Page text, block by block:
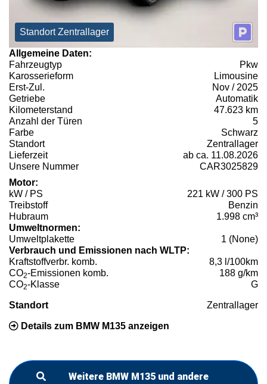
Standort Zentrallager
Allgemeine Daten:
Fahrzeugtyp
Pkw
Karosserieform
Limousine
Erst-Zul.
Nov / 2025
Getriebe
Automatik
Kilometerstand
47.623 km
Anzahl der Türen
5
Farbe
Schwarz
Standort
Zentrallager
Lieferzeit
ab ca. 11.08.2026
Unsere Nummer
CAR3025829
Motor:
kW / PS
221 kW / 300 PS
Treibstoff
Benzin
Hubraum
1.998 cm³
Umweltnormen:
Umweltplakette
1 (None)
Verbrauch und Emissionen nach WLTP:
Kraftstoffverbr. komb.
8,3 l/100km
CO2-Emissionen komb.
188 g/km
CO2-Klasse G
Standort Zentrallager
Details zum BMW M135 anzeigen
Weitere BMW M135 und andere